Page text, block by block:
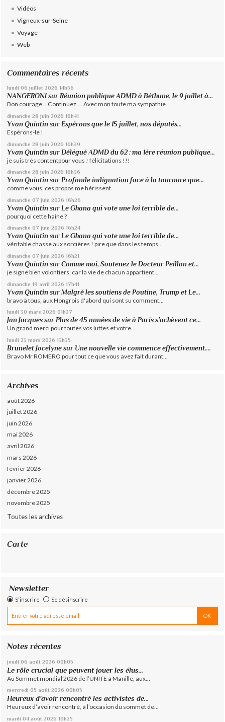
Vidéos
Vigneux-sur-Seine
Voyage
Web
Commentaires récents
lundi 06 juillet 2026 14h56
NANGERONI surRéunion publique ADMD à Béthune, le 9 juillet à...
Bon courage ...Continuez.... Avec mon toute ma sympathie
dimanche 28 juin 2026 16h41
Yvan Quintin surEspérons que le 15 juillet, nos députés...
Espérons-le !
dimanche 28 juin 2026 16h39
Yvan Quintin surDélégué ADMD du 62 : ma 1ère réunion publique...
je suis très contentpour vous ! félicitations !!!
dimanche 28 juin 2026 16h36
Yvan Quintin surProfonde indignation face à la tournure que...
comme vous, ces propos me hérissent.
dimanche 07 juin 2026 16h26
Yvan Quintin sur Le Ghana qui vote une loi terrible de...
pourquoi cette haine ?
dimanche 07 juin 2026 16h24
Yvan Quintin surLe Ghana qui vote une loi terrible de...
véritable chasse aux sorcières ! pire que dans les temps...
dimanche 07 juin 2026 16h21
Yvan Quintin surComme moi, Soutenez le Docteur Peillon et...
je signe bien volontiers, car la vie de chacun appartient...
dimanche 19 avril 2026 17h41
Yvan Quintin surMalgré les soutiens de Poutine, Trump et Le...
bravo à tous, aux Hongrois d'abord qui sont su comment...
lundi 30 mars 2026 01h27
Jan Jacques surPlus de 45 années de vie à Paris s’achèvent ce...
Un grand merci pour toutes vos luttes et votre...
lundi 23 mars 2026 13h35
Brunelet Jocelyne sur Une nouvelle vie commence effectivement....
Bravo Mr ROMERO pour tout ce que vous avez fait durant...
Archives
août 2026
juillet 2026
juin 2026
mai 2026
avril 2026
mars 2026
février 2026
janvier 2026
décembre 2025
novembre 2025
Toutes les archives
Carte
Newsletter
S'inscrire Se désinscrire
Notes récentes
jeudi 06 août 2026 00h05
Le rôle crucial que peuvent jouer les élus...
Au Sommet mondial 2026 de l’UNITE à Manille, aux...
mercredi 05 août 2026 00h05
Heureux d’avoir rencontré les activistes de...
Heureux d’avoir rencontré, à l’occasion du sommet de...
mardi 04 août 2026 10h25